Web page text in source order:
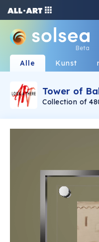
Beta
Alle Kunst
Tower of
Collection of
Rudolf Reither
of the original.